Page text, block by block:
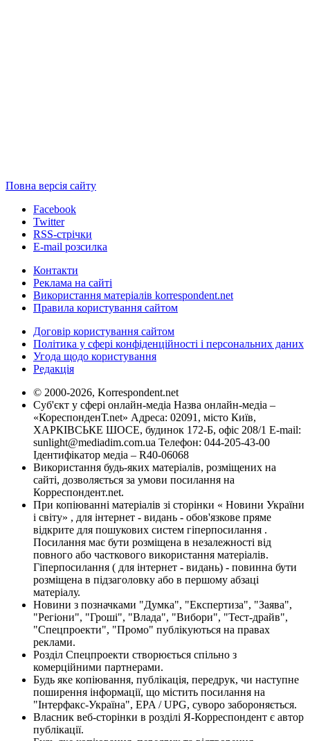
Повна версія сайту
Facebook
Twitter
RSS-стрічки
E-mail розсилка
Контакти
Реклама на сайті
Використання матеріалів korrespondent.net
Правила користування сайтом
Договір користування сайтом
Політика у сфері конфіденційності і персональних даних
Угода щодо користування
Редакція
© 2000-2026, Korrespondent.net
Суб'єкт у сфері онлайн-медіа Назва онлайн-медіа –
«КореспонденТ.net» Адреса: 02091, місто Київ,
ХАРКІВСЬКЕ ШОСЕ, будинок 172-Б, офіс 208/1 E-mail:
sunlight@mediadim.com.ua Телефон: 044-205-43-00
Ідентифікатор медіа – R40-06068
Використання будь-яких матеріалів, розміщених на
сайті, дозволяється за умови посилання на
Корреспондент.net.
При копіюванні матеріалів зі сторінки « Новини України
і світу» , для інтернет - видань - обов'язкове пряме
відкрите для пошукових систем гіперпосилання .
Посилання має бути розміщена в незалежності від
повного або часткового використання матеріалів.
Гіперпосилання ( для інтернет - видань) - повинна бути
розміщена в підзаголовку або в першому абзаці
матеріалу.
Новини з позначками "Думка", "Експертиза", "Заява",
"Регіони", "Гроші", "Влада", "Вибори", "Тест-драйв",
"Спецпроекти", "Промо" публікуються на правах
реклами.
Розділ Спецпроекти створюється спільно з
комерційними партнерами.
Будь яке копіювання, публікація, передрук, чи наступне
поширення інформації, що містить посилання на
"Інтерфакс-Україна", EPA / UPG, суворо забороняється.
Власник веб-сторінки в розділі Я-Корреспондент є автор
публікації.